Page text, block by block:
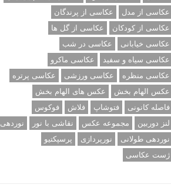
عکاسی از مدل
عکاسی از پرندگان
عکاسی از کودکان
عکاسی از گل ها
عکاسی خیابانی
عکاسی در شب
عکاسی سیاه و سفید
عکاسی ماکرو
عکاسی منظره
عکاسی ورزشی
عکاسی پرتره
عکس الهام بخش
عکس های الهام بخش
فاصله کانونی
فتوشاپ فلاش
فوکوس
لنز دوربین
مجموعه عکس نقاشی با نور
نوردهی
نوردهی طولانی
نورپردازی
پرسپکتیو
ژست عکاسی